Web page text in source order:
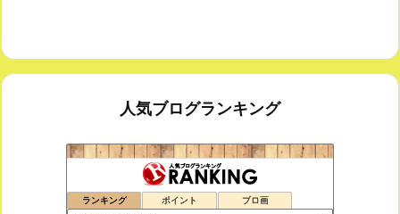
人気ブログランキング
ランキング ポイント ブロ画
思えば遠くへ来たもんだ
167位 室内楽コンサート・レッスンいたします